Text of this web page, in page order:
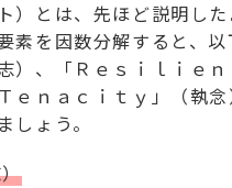
）とは、先ほど説明し
素を因数分解すると、以
）、「Ｒｅｓｉｌｉｅ
ｅｎａｃｉｔｙ」（執念
しょう。